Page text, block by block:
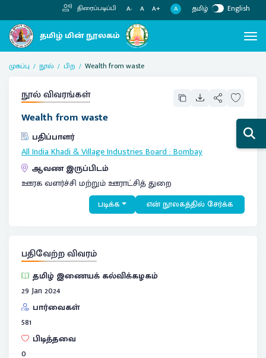
திரைப்படிப்பி A- A A+ A தமிழ் English
முகப்பு நூல் பிற Wealth from waste
நூல் விவரங்கள்
Wealth from waste
பதிப்பாளர்
All India Khadi & Village Industries Board:Bombay
ஆவண இருப்பிடம்
ஊரக வளர்ச்சி மற்றும் ஊராட்சித் துறை
படிக்க என் நூலகத்தில் சேர்க்க
பதிவேற்ற விவரம்
தமிழ் இணையக் கல்விக்கழகம்
29 Jan 2024
பார்வைகள்
581
பிடித்தவை
0